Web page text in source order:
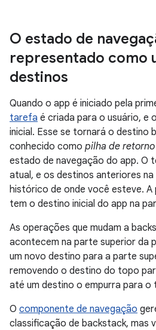
O estado de
representado como
destinos
Quando o app é iniciado pela
tarefa é criada para o usuário, e
inicial. Esse se tornará o destino
conhecido como pilha de retorno
estado de navegação do app. O
atual, e os destinos anteriores
histórico de onde você esteve.
tem o destino inicial do app na
As operações que mudam a
acontecem na parte superior da
um novo destino para a parte
removendo o destino do topo
até um destino o empurra para o
O componente de navegação
classificação de backstack, mas